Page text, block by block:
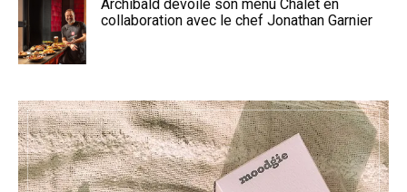
Archibald dévoile son menu Chalet en
collaboration avec le chef Jonathan Garnier